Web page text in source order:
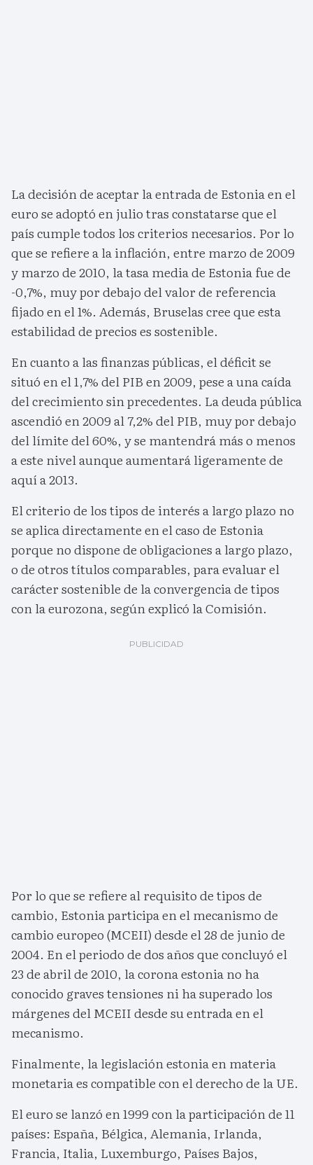
La decisión de aceptar la entrada de Estonia en el
euro se adoptó en julio tras constatarse que el
país cumple todos los criterios necesarios. Por lo
que se refiere a la inflación, entre marzo de 2009
y marzo de 2010, la tasa media de Estonia fue de
-0,7%, muy por debajo del valor de referencia
fijado en el 1%. Además, Bruselas cree que esta
estabilidad de precios es sostenible.
En cuanto a las finanzas públicas, el déficit se
situó en el 1,7% del PIB en 2009, pese a una caída
del crecimiento sin precedentes. La deuda pública
ascendió en 2009 al 7,2% del PIB, muy por debajo
del límite del 60%, y se mantendrá más o menos
a este nivel aunque aumentará ligeramente de
aquí a 2013.
El criterio de los tipos de interés a largo plazo no
se aplica directamente en el caso de Estonia
porque no dispone de obligaciones a largo plazo,
o de otros títulos comparables, para evaluar el
carácter sostenible de la convergencia de tipos
con la eurozona, según explicó la Comisión.
Por lo que se refiere al requisito de tipos de
cambio, Estonia participa en el mecanismo de
cambio europeo (MCEII) desde el 28 de junio de
2004. En el periodo de dos años que concluyó el
23 de abril de 2010, la corona estonia no ha
conocido graves tensiones ni ha superado los
márgenes del MCEII desde su entrada en el
mecanismo.
Finalmente, la legislación estonia en materia
monetaria es compatible con el derecho de la UE.
El euro se lanzó en 1999 con la participación de 11
países: España, Bélgica, Alemania, Irlanda,
Francia, Italia, Luxemburgo, Países Bajos,